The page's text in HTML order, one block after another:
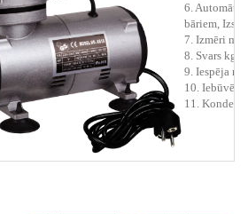
6.
bāriem,
7. Izmēri
8. Svars kg:
9. Iespēja
10. Iebūvēts
11.